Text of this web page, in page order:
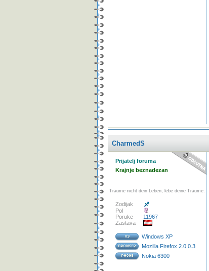
CharmedS
Prijatelj foruma
Krajnje beznadezan
Träume nicht dein Leben, lebe deine Träume.
Zodijak
Pol
Poruke
11967
Zastava
Windows XP
Mozilla Firefox 2.0.0.3
Nokia 6300